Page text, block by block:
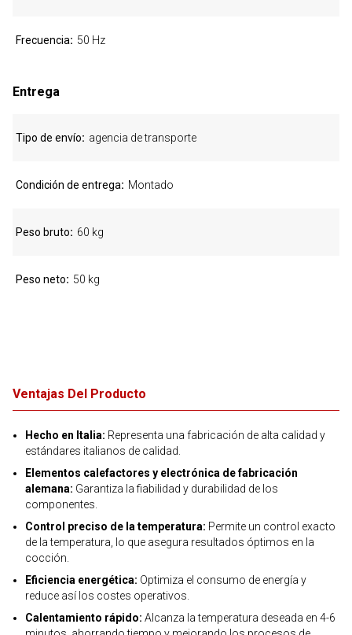
Ventajas Del Producto
Hecho en Italia: Representa una fabricación de alta calidad y
estándares italianos de calidad.
Elementos calefactores y electrónica de fabricación
alemana: Garantiza la fiabilidad y durabilidad de los
componentes.
Control preciso de la temperatura: Permite un control exacto
de la temperatura, lo que asegura resultados óptimos en la
cocción.
Eficiencia energética: Optimiza el consumo de energía y
reduce así los costes operativos.
Calentamiento rápido: Alcanza la temperatura deseada en 4-6
Frecuencia 50 Hz
Entrega
Tipo de envío agencia de transporte
Condición de entrega Montado
Peso bruto 60 kg
Peso neto 50 kg